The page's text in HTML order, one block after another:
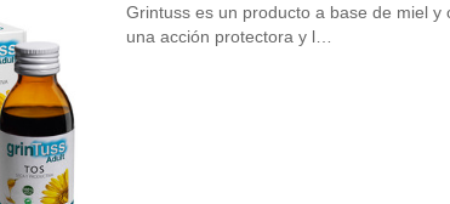
Grintuss es un producto a base de miel
una acción protectora y l…